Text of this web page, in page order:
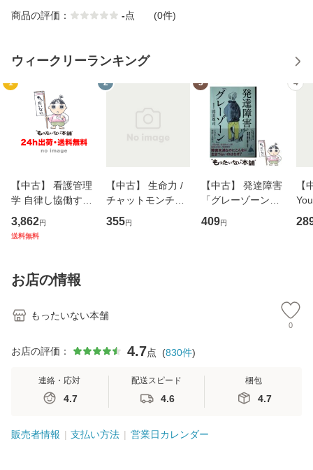
商品の評価： -点 (0件)
ウィークリーランキング
1
【中古】 看護管理
学 自律し協働する
専門職の看護マネ
ジメントスキル 改
恵 藤本幸三 / 南江
堂 [単行
3,862円
送料無料
2
【中古】 生命力 /
チャットモンチー /
キューンレコード
[CD]【メール便送
355円
3
【中古】 発達障害
「グレーゾーン」
その正しい理解と
克服法 (SB新書 57
409円
4
【
のが
お店の情報
もったいない本舗
0
お店の評価： 4.7点 (830件)
連絡・応対
4.7
配送スピード
4.6
梱包
4.7
販売者情報 支払い方法 営業日カレンダー